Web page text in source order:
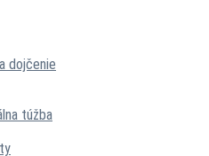
dojčenie
túžba